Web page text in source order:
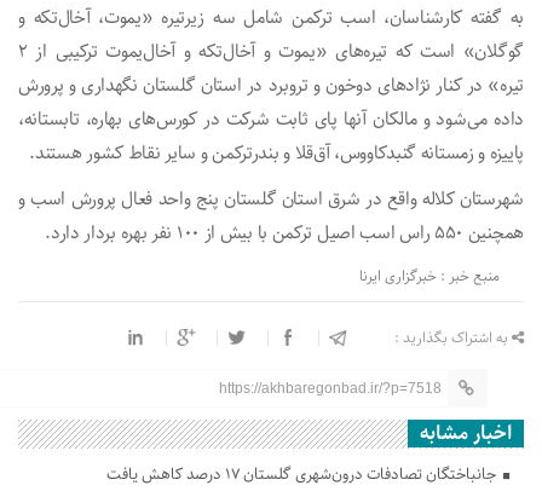
به گفته کارشناسان، اسب ترکمن شامل سه زیرتیره «یموت، آخال‌تکه و
گوگلان» ‌است که تیره‌های «یموت و آخال‌تکه و آخال‌یموت ترکیبی از ۲
تیره» در کنار نژادهای دوخون و تروبرد در استان گلستان نگهداری و پرورش
داده می‌شود و مالکان آنها پای ثابت شرکت در کورس‌های بهاره، تابستانه،
پاییزه و زمستانه گنبدکاووس، آق‌قلا و بندرترکمن و سایر نقاط کشور هستند.
شهرستان کلاله واقع در شرق استان گلستان پنج واحد فعال پرورش اسب و
همچنین ۵۵۰ راس اسب اصیل ترکمن با بیش از ۱۰۰ نفر بهره بردار دارد.
منبع خبر : خبرگزاری ایرنا
به اشتراک بگذارید :
https://akhbaregonbad.ir/?p=7518
اخبار مشابه
جانباختگان تصادفات درون‌شهری گلستان ۱۷ درصد کاهش یافت